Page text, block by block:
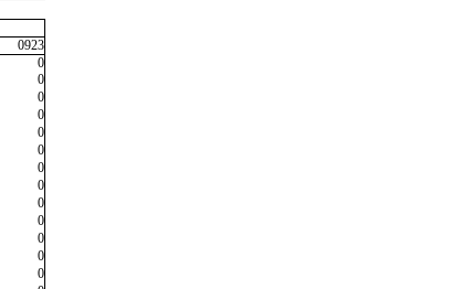
0923
0
0
0
0
0
0
0
0
0
0
0
0
0